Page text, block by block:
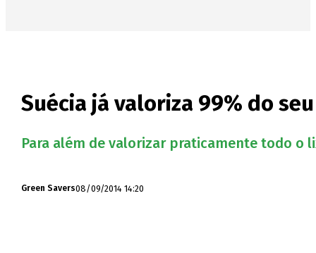
Suécia já valoriza 99% do
Para além de valorizar praticamente todo o
Green Savers08/09/2014 14:20